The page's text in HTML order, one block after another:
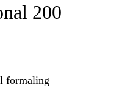
200
formaling